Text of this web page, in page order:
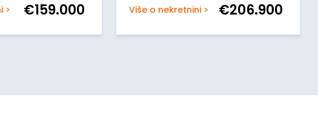
> €159.000 Više o nekretnini > €206.900